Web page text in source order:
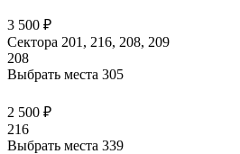
3 500 ₽
Сектора 201, 216, 208, 209
208
Выбрать места 305
2 500 ₽
216
Выбрать места 339